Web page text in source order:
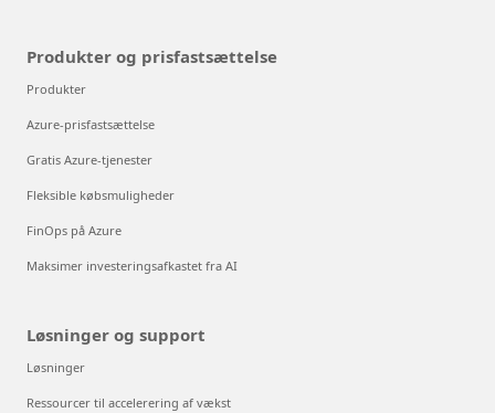
Produkter og prisfastsættelse
Produkter
Azure-prisfastsættelse
Gratis Azure-tjenester
Fleksible købsmuligheder
FinOps på Azure
Maksimer investeringsafkastet fra AI
Løsninger og support
Løsninger
Ressourcer til accelerering af vækst